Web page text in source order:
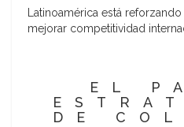
Latinoamérica está
mejorar competitividad
EL
DE